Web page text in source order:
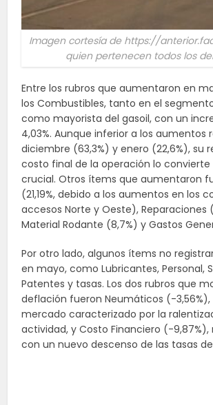
Imagen cortesía de https://
quien pertenecen todos los
Entre los rubros que aumentaron en
los Combustibles, tanto en el
como mayorista del gasoil, con un
4,03%. Aunque inferior a los aumentos
diciembre (63,3%) y enero (22,6%), su
costo final de la operación lo convierte
crucial. Otros ítems que aumentaron
(21,19%, debido a los aumentos en los
accesos Norte y Oeste), Reparaciones
Material Rodante (8,7%) y Gastos
Por otro lado, algunos ítems no
en mayo, como Lubricantes, Personal,
Patentes y tasas. Los dos rubros que
deflación fueron Neumáticos (-3,56%),
mercado caracterizado por la
actividad, y Costo Financiero (-9,87%),
con un nuevo descenso de las tasas